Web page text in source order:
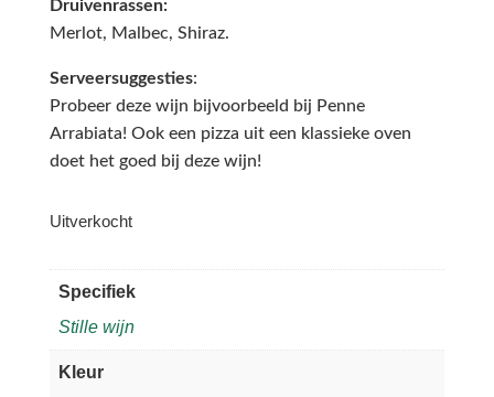
Druivenrassen:
Merlot, Malbec, Shiraz.
Serveersuggesties:
Probeer deze wijn bijvoorbeeld bij Penne
Arrabiata! Ook een pizza uit een klassieke oven
doet het goed bij deze wijn!
Uitverkocht
Specifiek
Stille wijn
Kleur